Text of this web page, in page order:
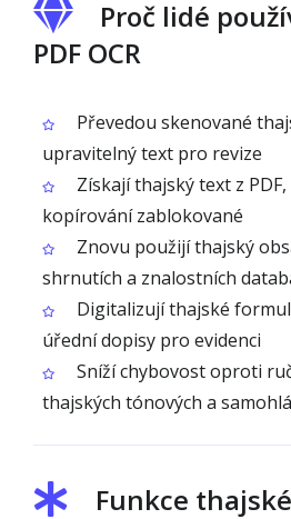
Proč lidé
PDF OCR
Převedou skenované
upravitelný text pro revize
Získají thajský text z
kopírování zablokované
Znovu použijí thajský
shrnutích a znalostních
Digitalizují thajské
úřední dopisy pro evidenci
Sníží chybovost oproti
thajských tónových a
Funkce